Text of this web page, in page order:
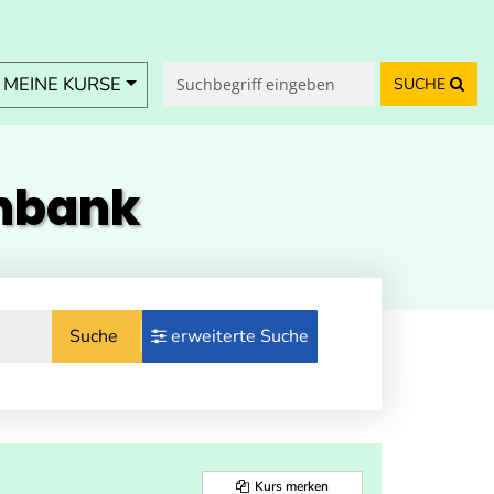
KURSE SUCHE
Suche erweiterte Suche
Kurs merken